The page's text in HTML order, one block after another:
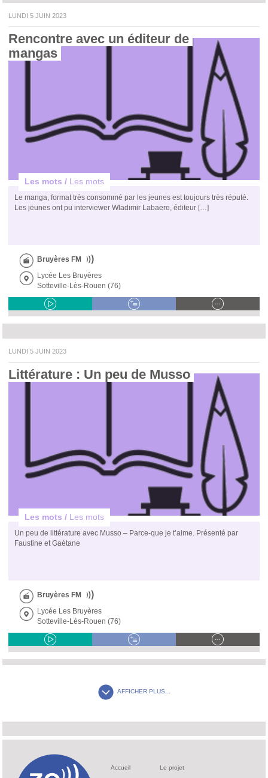
LUNDI 5 JUIN 2023
Rencontre avec un éditeur de
mangas
Les mots / Les mots
Le manga, format très consommé par les jeunes est toujours très réputé.
Les jeunes ont pu interviewer Wladimir Labaere, éditeur […]
Bruyères FM
Lycée Les Bruyères
Sotteville-Lès-Rouen (76)
LUNDI 5 JUIN 2023
Littérature : Un peu de Musso
Les mots / Les mots
Un peu de littérature avec Musso – Parce-que je t’aime. Présenté par
Faustine et Gaétane
Bruyères FM
Lycée Les Bruyères
Sotteville-Lès-Rouen (76)
AFFICHER PLUS...
Accueil
Le projet